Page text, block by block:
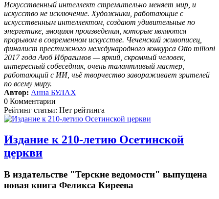
Искусственный интеллект стремительно меняет мир, и
искусство не исключение. Художники, работающие с
искусственным интеллектом, создают удивительные по
энергетике, эмоциям произведения, которые являются
прорывом в современном искусстве. Чеченский живописец,
финалист престижного международного конкурса Otto milioni
2017 года Аюб Ибрагимов — яркий, скромный человек,
интересный собеседник, очень талантливый мастер,
работающий с ИИ, чьё творчество завораживает зрителей
по всему миру.
Автор: Анна БУЛАХ
0 Комментарии
Рейтинг статьи: Нет рейтинга
Издание к 210-летию Осетинской
церкви
В издательстве "Терские ведомости" выпущена
новая книга Феликса Киреева